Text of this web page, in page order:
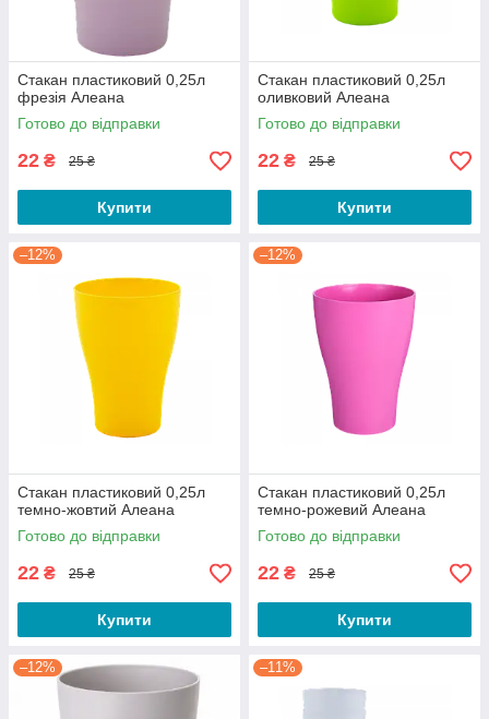
Стакан пластиковий 0,25л
фрезія Алеана
Готово до відправки
22 ₴ 25 ₴
Купити
Стакан пластиковий 0,25л
оливковий Алеана
Готово до відправки
22 ₴ 25 ₴
Купити
–12%
Стакан пластиковий 0,25л
темно-жовтий Алеана
Готово до відправки
22 ₴ 25 ₴
Купити
–12%
Стакан пластиковий 0,25л
темно-рожевий Алеана
Готово до відправки
22 ₴ 25 ₴
Купити
–12% –11%